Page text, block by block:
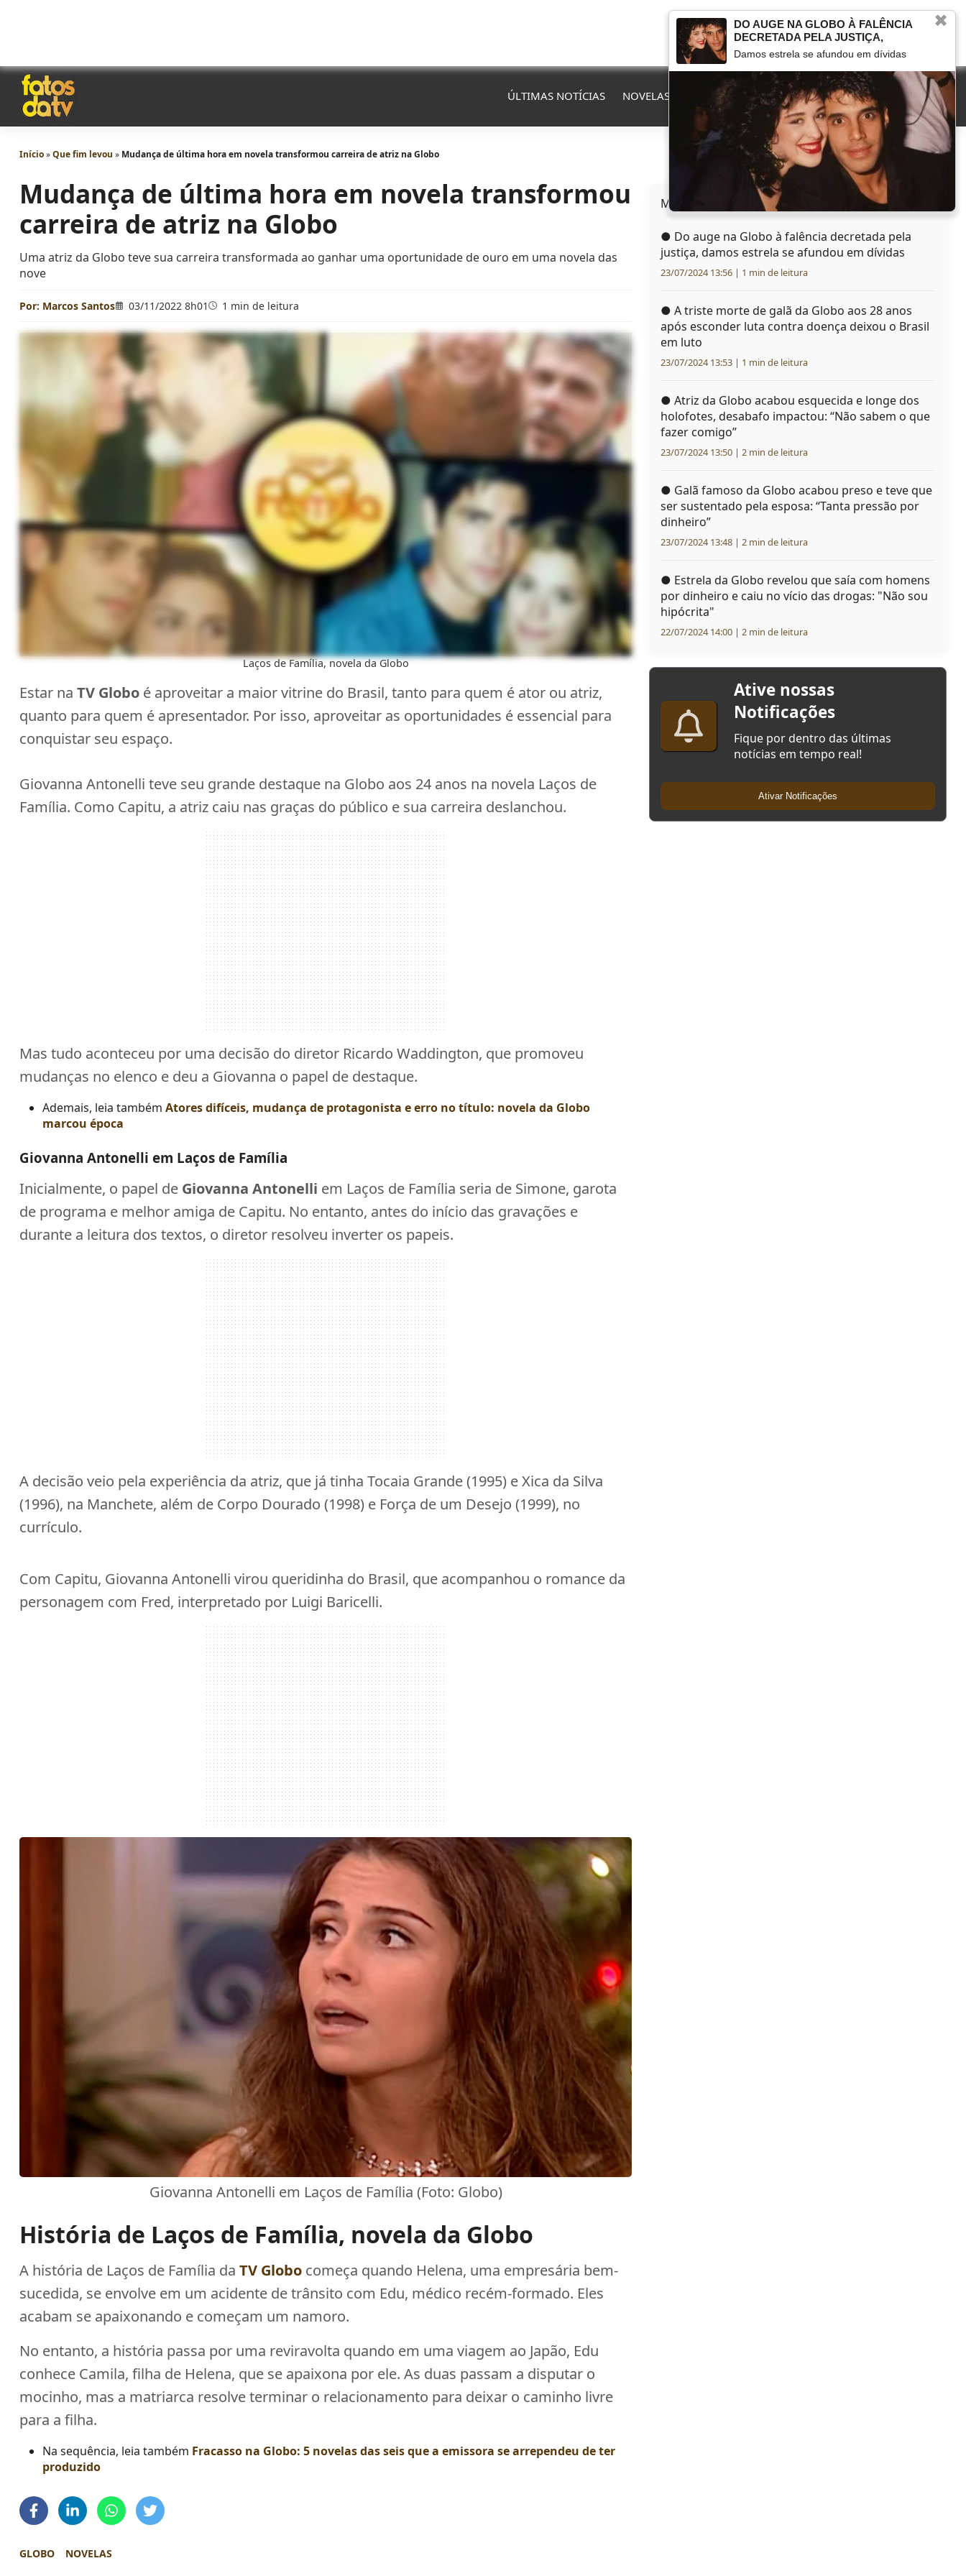
ÚLTIMAS NOTÍCIAS NOVELAS QUE FIM LEVOU MARCOU NA TV HERANÇAS
Início»Que fim levou » Mudança de última hora em novela transformou carreira de atriz na Globo
Mudança de última hora em novela transformou
carreira de atriz na Globo
Uma atriz da Globo teve sua carreira transformada ao ganhar uma oportunidade de ouro em uma novela das
nove
Por: Marcos Santos 03/11/2022 8h01 1 min de leitura
Laços de Família, novela da Globo
Estar na TV Globo é aproveitar a maior vitrine do Brasil, tanto para quem é ator ou atriz,
quanto para quem é apresentador. Por isso, aproveitar as oportunidades é essencial para
conquistar seu espaço.
Giovanna Antonelli teve seu grande destaque na Globo aos 24 anos na novela Laços de
Família. Como Capitu, a atriz caiu nas graças do público e sua carreira deslanchou.
Mas tudo aconteceu por uma decisão do diretor Ricardo Waddington, que promoveu
mudanças no elenco e deu a Giovanna o papel de destaque.
Ademais, leia também Atores difíceis, mudança de protagonista e erro no título: novela da Globo
marcou época
Giovanna Antonelli em Laços de Família
Inicialmente, o papel de Giovanna Antonelli em Laços de Família seria de Simone, garota
de programa e melhor amiga de Capitu. No entanto, antes do início das gravações e
durante a leitura dos textos, o diretor resolveu inverter os papeis.
A decisão veio pela experiência da atriz, que já tinha Tocaia Grande (1995) e Xica da Silva
(1996), na Manchete, além de Corpo Dourado (1998) e Força de um Desejo (1999), no
currículo.
Com Capitu, Giovanna Antonelli virou queridinha do Brasil, que acompanhou o romance da
personagem com Fred, interpretado por Luigi Baricelli.
Giovanna Antonelli em Laços de Família (Foto: Globo)
História de Laços de Família, novela da Globo
A história de Laços de Família da TV Globo começa quando Helena, uma empresária bem-
sucedida, se envolve em um acidente de trânsito com Edu, médico recém-formado. Eles
acabam se apaixonando e começam um namoro.
No entanto, a história passa por uma reviravolta quando em uma viagem ao Japão, Edu
conhece Camila, filha de Helena, que se apaixona por ele. As duas passam a disputar o
mocinho, mas a matriarca resolve terminar o relacionamento para deixar o caminho livre
para a filha.
Na sequência, leia também Fracasso na Globo: 5 novelas das seis que a emissora se arrependeu de ter
produzido
GLOBO NOVELAS
Mais lidas hoje
● Do auge na Globo à falência decretada pela
justiça, damos estrela se afundou em dívidas
23/07/2024 13:56 | 1 min de leitura
● A triste morte de galã da Globo aos 28 anos
após esconder luta contra doença deixou o Brasil
em luto
23/07/2024 13:53 | 1 min de leitura
● Atriz da Globo acabou esquecida e longe dos
holofotes, desabafo impactou: “Não sabem o que
fazer comigo”
23/07/2024 13:50 | 2 min de leitura
● Galã famoso da Globo acabou preso e teve que
ser sustentado pela esposa: “Tanta pressão por
dinheiro”
23/07/2024 13:48 | 2 min de leitura
● Estrela da Globo revelou que saía com homens
por dinheiro e caiu no vício das drogas: "Não sou
hipócrita"
22/07/2024 14:00 | 2 min de leitura
Ative nossas
Notificações
Fique por dentro das últimas
notícias em tempo real!
Ativar Notificações
✖
DO AUGE NA GLOBO À FALÊNCIA
DECRETADA PELA JUSTIÇA,
Damos estrela se afundou em dívidas